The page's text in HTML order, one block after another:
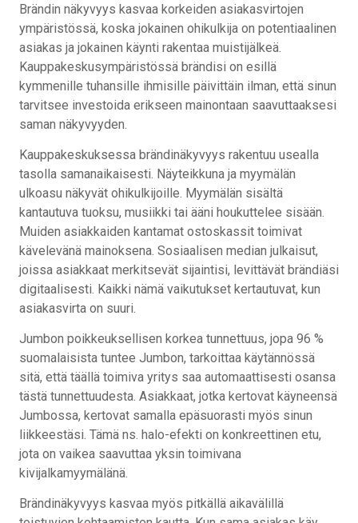
Brändin näkyvyys kasvaa korkeiden asiakasvirtojen
ympäristössä, koska jokainen ohikulkija on potentiaalinen
asiakas ja jokainen käynti rakentaa muistijälkeä.
Kauppakeskusympäristössä brändisi on esillä
kymmenille tuhansille ihmisille päivittäin ilman, että sinun
tarvitsee investoida erikseen mainontaan saavuttaaksesi
saman näkyvyyden.
Kauppakeskuksessa brändinäkyvyys rakentuu usealla
tasolla samanaikaisesti. Näyteikkuna ja myymälän
ulkoasu näkyvät ohikulkijoille. Myymälän sisältä
kantautuva tuoksu, musiikki tai ääni houkuttelee sisään.
Muiden asiakkaiden kantamat ostoskassit toimivat
kävelevänä mainoksena. Sosiaalisen median julkaisut,
joissa asiakkaat merkitsevät sijaintisi, levittävät brändiäsi
digitaalisesti. Kaikki nämä vaikutukset kertautuvat, kun
asiakasvirta on suuri.
Jumbon poikkeuksellisen korkea tunnettuus, jopa 96 %
suomalaisista tuntee Jumbon, tarkoittaa käytännössä
sitä, että täällä toimiva yritys saa automaattisesti osansa
tästä tunnettuudesta. Asiakkaat, jotka kertovat käyneensä
Jumbossa, kertovat samalla epäsuorasti myös sinun
liikkeestäsi. Tämä ns. halo-efekti on konkreettinen etu,
jota on vaikea saavuttaa yksin toimivana
kivijalkamyymälänä.
Brändinäkyvyys kasvaa myös pitkällä aikavälillä